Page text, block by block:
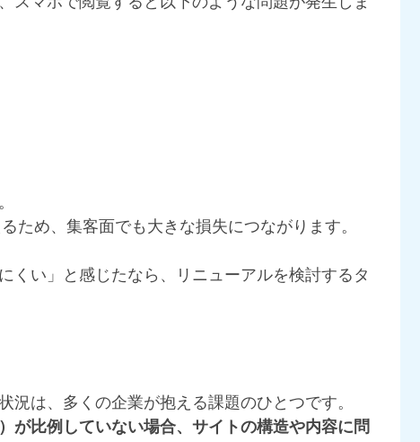
ため、集客面でも大きな損失につながります。
くい」と感じたなら、リニューアルを検討するタ
況は、多くの企業が抱える課題のひとつです。
が比例していない場合、サイトの構造や内容に問